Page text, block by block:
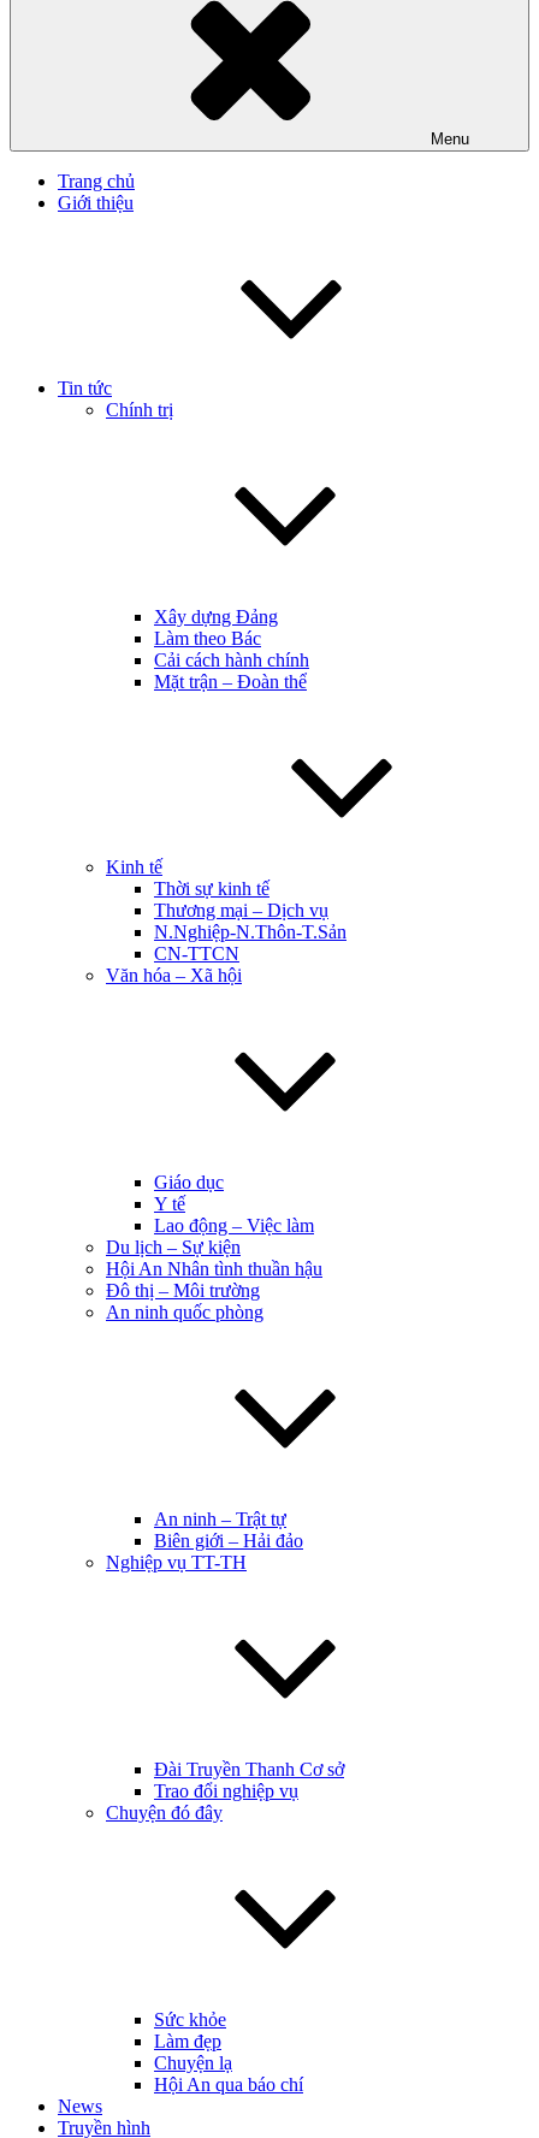
Menu
Trang chủ
Giới thiệu
Tin tức
Chính trị
Xây dựng Đảng
Làm theo Bác
Cải cách hành chính
Mặt trận – Đoàn thể
Kinh tế
Thời sự kinh tế
Thương mại – Dịch vụ
N.Nghiệp-N.Thôn-T.Sản
CN-TTCN
Văn hóa – Xã hội
Giáo dục
Y tế
Lao động – Việc làm
Du lịch – Sự kiện
Hội An Nhân tình thuần hậu
Đô thị – Môi trường
An ninh quốc phòng
An ninh – Trật tự
Biên giới – Hải đảo
Nghiệp vụ TT-TH
Đài Truyền Thanh Cơ sở
Trao đổi nghiệp vụ
Chuyện đó đây
Sức khỏe
Làm đẹp
Chuyện lạ
Hội An qua báo chí
News
Truyền hình